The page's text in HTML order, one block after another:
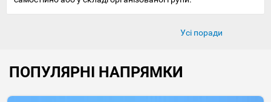
Усі поради
ПОПУЛЯРНІ НАПРЯМКИ